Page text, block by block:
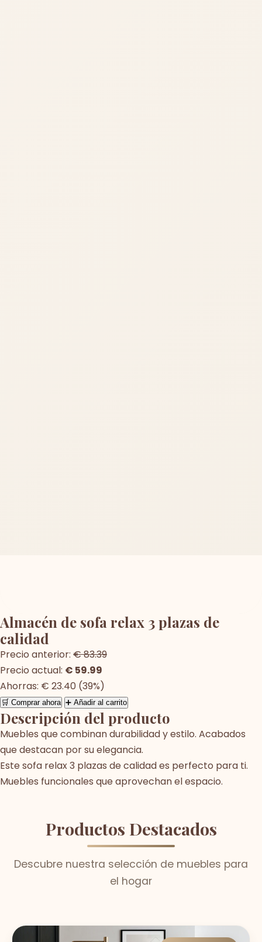
Almacén de sofa relax 3 plazas de
calidad
Precio anterior: € 83.39
Precio actual: € 59.99
Ahorras: € 23.40 (39%)
🛒 Comprar ahora ➕ Añadir al carrito
Descripción del producto
Muebles que combinan durabilidad y estilo. Acabados
que destacan por su elegancia.
Este sofa relax 3 plazas de calidad es perfecto para ti.
Muebles funcionales que aprovechan el espacio.
Productos Destacados
Descubre nuestra selección de muebles para
el hogar